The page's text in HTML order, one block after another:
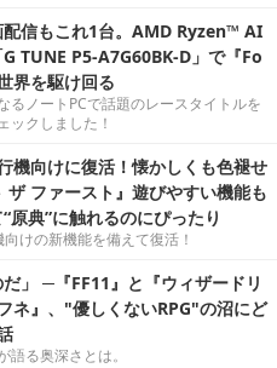
配信もこれ1台。AMD Ryzen™ AI
TUNE P5-A7G60BK-D」で『Fo
界を駆け回る
るノートPCで話題のレースタイトルを
ックしました！
機向けに復活！懐かしくも色褪せ
ザ ファースト』遊びやすい機能も
原典”に触れるのにぴったり
けの新機能を備えて復活！
だ」 ─『FF11』と『ウィザードリ
ネ』、"優しくないRPG"の沼にど
る奥深さとは。